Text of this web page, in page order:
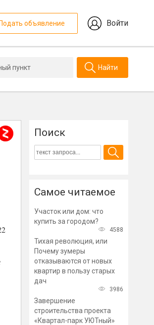
Подать объявление Войти
Найти
Поиск
Самое читаемое
Участок или дом: что
купить за городом?
4588
Тихая революция, или
Почему зумеры
отказываются от новых
квартир в пользу старых
дач
3986
Завершение
строительства проекта
«Квартал-парк УЮТный»